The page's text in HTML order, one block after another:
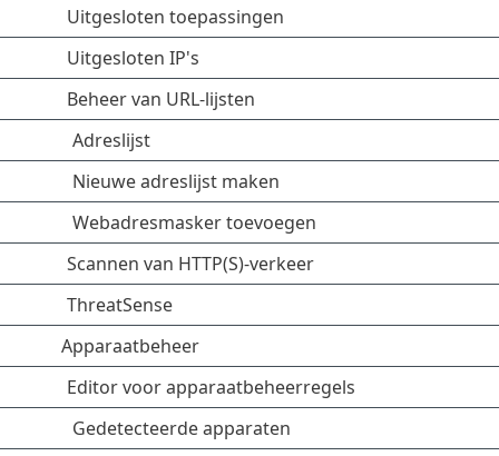
Uitgesloten toepassingen
Uitgesloten IP's
Beheer van URL-lijsten
Adreslijst
Nieuwe adreslijst maken
Webadresmasker toevoegen
Scannen van HTTP(S)-verkeer
ThreatSense
Apparaatbeheer
Editor voor apparaatbeheerregels
Gedetecteerde apparaten